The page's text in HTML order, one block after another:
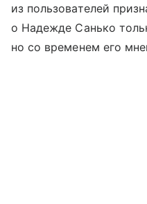
из пользователей
о Надежде Санько
но со временем его